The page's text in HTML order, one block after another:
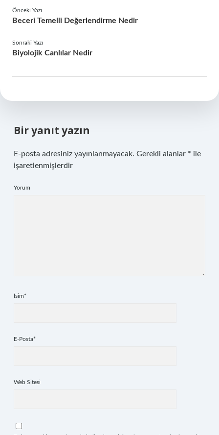
Önceki Yazı
Beceri Temelli Değerlendirme Nedir
Sonraki Yazı
Biyolojik Canlılar Nedir
Bir yanıt yazın
E-posta adresiniz yayınlanmayacak. Gerekli alanlar * ile
işaretlenmişlerdir
Yorum
İsim*
E-Posta*
Web Sitesi